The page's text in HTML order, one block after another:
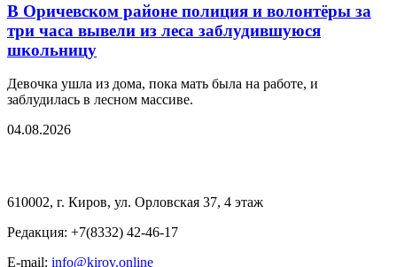
В Оричевском районе полиция и волонтёры за
три часа вывели из леса заблудившуюся
школьницу
Девочка ушла из дома, пока мать была на работе, и
заблудилась в лесном массиве.
04.08.2026
610002, г. Киров, ул. Орловская 37, 4 этаж
Редакция: +7(8332) 42-46-17
E-mail: info@kirov.online